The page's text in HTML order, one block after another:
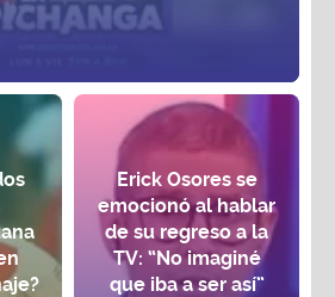
Erick Osores se
emocionó al hablar
de su regreso a la
TV: “No imaginé
que iba a ser así”